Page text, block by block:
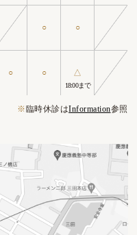
○ ○
○ ○ △
18:00まで
※臨時休診はInformation参照